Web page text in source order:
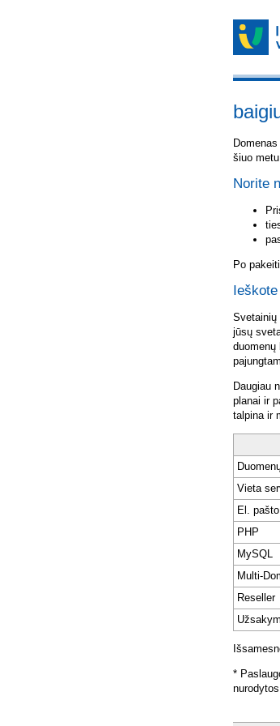
Domenas
šiuo
Norite
Po
Svetainių
jūsų
duomenų
Daugiau
planai ir
talpina ir
Vieta
El.
PHP
MySQL
Multi-
Reseller
*